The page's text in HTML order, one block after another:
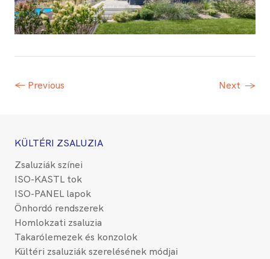
← Previous Next →
KÜLTÉRI ZSALUZIA
Zsaluziák színei
ISO-KASTL tok
ISO-PANEL lapok
Önhordó rendszerek
Homlokzati zsaluzia
Takarólemezek és konzolok
Kültéri zsaluziák szerelésének módjai